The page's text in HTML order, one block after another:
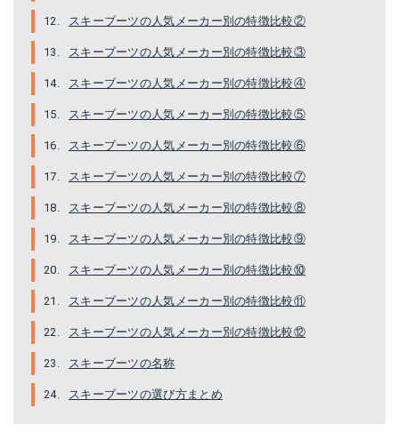
スキーブーツの人気メーカー別の特徴比較②
スキーブーツの人気メーカー別の特徴比較③
スキーブーツの人気メーカー別の特徴比較④
スキーブーツの人気メーカー別の特徴比較⑤
スキーブーツの人気メーカー別の特徴比較⑥
スキーブーツの人気メーカー別の特徴比較⑦
スキーブーツの人気メーカー別の特徴比較⑧
スキーブーツの人気メーカー別の特徴比較⑨
スキーブーツの人気メーカー別の特徴比較⑩
スキーブーツの人気メーカー別の特徴比較⑪
スキーブーツの人気メーカー別の特徴比較⑫
スキーブーツの名称
スキーブーツの選び方まとめ
Amazonで詳細を見る
楽天で詳細を見る
Amazonで詳細を見る